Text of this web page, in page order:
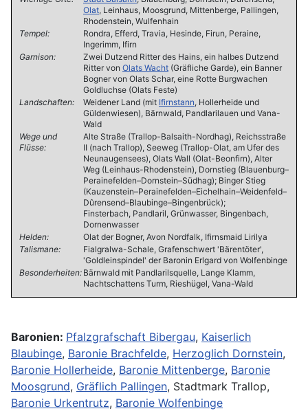
Olat, Leinhaus, Moosgrund, Mittenberge, Pallingen,
Rhodenstein, Wulfenhain
Tempel:
Rondra, Efferd, Travia, Hesinde, Firun, Peraine,
Ingerimm, Ifirn
Garnison:
Zwei Dutzend Ritter des Hains, ein halbes Dutzend
Ritter von Olats Wacht (Gräfliche Garde), ein Banner
Bogner von Olats Schar, eine Rotte Burgwachen
Goldluchse (Olats Feste)
Landschaften:
Weidener Land (mit Ifirnstann, Hollerheide und
Güldenwiesen), Bärnwald, Pandlarilauen und Vana-
Wald
Wege und
Flüsse:
Alte Straße (Trallop-Balsaith-Nordhag), Reichsstraße
II (nach Trallop), Seeweg (Trallop-Olat, am Ufer des
Neunaugensees), Olats Wall (Olat-Beonfirn), Alter
Weg (Leinhaus-Rhodenstein), Dornstieg (Blauenburg–
Perainefelden–Dornstein–Südhag); Binger Stieg
(Kauzenstein–Perainefelden–Eichelhain–Weidenfeld–
Dûrensend–Blaubinge–Bingenbrück);
Finsterbach, Pandlaril, Grünwasser, Bingenbach,
Dornenwasser
Helden:
Olat der Bogner, Avon Nordfalk, Ifirnsmaid Lirilya
Talismane:
Fialgralwa-Schale, Grafenschwert 'Bärentöter',
'Goldleinspindel' der Baronin Erlgard von Wolfenbinge
Besonderheiten: Bärnwald mit Pandlarilsquelle, Lange Klamm,
Nachtschattens Turm, Rieshügel, Vana-Wald
Baronien: Pfalzgrafschaft Bibergau, Kaiserlich
Blaubinge, Baronie Brachfelde, Herzoglich Dornstein,
Baronie Hollerheide, Baronie Mittenberge, Baronie
Moosgrund, Gräflich Pallingen, Stadtmark Trallop,
Baronie Urkentrutz, Baronie Wolfenbinge